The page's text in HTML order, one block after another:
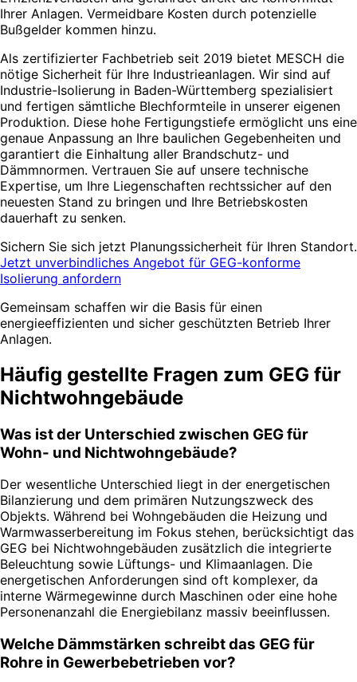
Ihrer Anlagen. Vermeidbare Kosten durch potenzielle
Bußgelder kommen hinzu.
Als zertifizierter Fachbetrieb seit 2019 bietet MESCH die
nötige Sicherheit für Ihre Industrieanlagen. Wir sind auf
Industrie-Isolierung in Baden-Württemberg spezialisiert
und fertigen sämtliche Blechformteile in unserer eigenen
Produktion. Diese hohe Fertigungstiefe ermöglicht uns eine
genaue Anpassung an Ihre baulichen Gegebenheiten und
garantiert die Einhaltung aller Brandschutz- und
Dämmnormen. Vertrauen Sie auf unsere technische
Expertise, um Ihre Liegenschaften rechtssicher auf den
neuesten Stand zu bringen und Ihre Betriebskosten
dauerhaft zu senken.
Sichern Sie sich jetzt Planungssicherheit für Ihren Standort.
Jetzt unverbindliches Angebot für GEG-konforme
Isolierung anfordern
Gemeinsam schaffen wir die Basis für einen
energieeffizienten und sicher geschützten Betrieb Ihrer
Anlagen.
Häufig gestellte Fragen zum GEG für
Nichtwohngebäude
Was ist der Unterschied zwischen GEG für
Wohn- und Nichtwohngebäude?
Der wesentliche Unterschied liegt in der energetischen
Bilanzierung und dem primären Nutzungszweck des
Objekts. Während bei Wohngebäuden die Heizung und
Warmwasserbereitung im Fokus stehen, berücksichtigt das
GEG bei Nichtwohngebäuden zusätzlich die integrierte
Beleuchtung sowie Lüftungs- und Klimaanlagen. Die
energetischen Anforderungen sind oft komplexer, da
interne Wärmegewinne durch Maschinen oder eine hohe
Personenanzahl die Energiebilanz massiv beeinflussen.
Welche Dämmstärken schreibt das GEG für
Rohre in Gewerbebetrieben vor?